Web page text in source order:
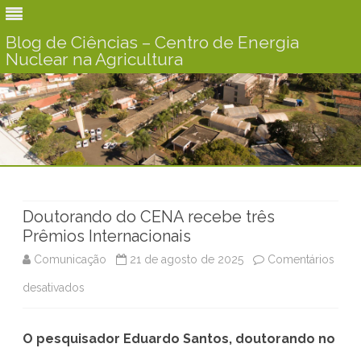
Blog de Ciências – Centro de Energia
Nuclear na Agricultura
Doutorando do CENA recebe três
Prêmios Internacionais
Comunicação 21 de agosto de 2025 Comentários
desativados
D
O pesquisador Eduardo Santos, doutorando no